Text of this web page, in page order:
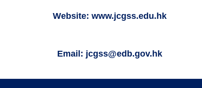
Website: www.jcgss.edu.hk
Email: jcgss@edb.gov.hk